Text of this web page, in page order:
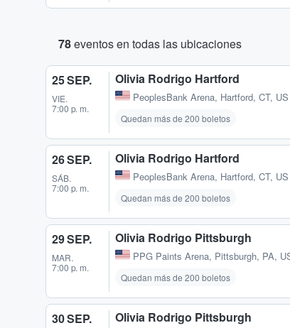
78eventos en todas las ubicaciones
25 SEP.
VIE.
7:00 p. m.
Olivia Rodrigo Hartford
PeoplesBank Arena, Hartford, CT, US
Quedan más de 200 boletos
26 SEP.
SÁB.
7:00 p. m.
Olivia Rodrigo Hartford
PeoplesBank Arena, Hartford, CT, US
Quedan más de 200 boletos
29 SEP.
MAR.
7:00 p. m.
Olivia Rodrigo Pittsburgh
PPG Paints Arena, Pittsburgh, PA,
Quedan más de 200 boletos
30 SEP. Olivia Rodrigo Pittsburgh